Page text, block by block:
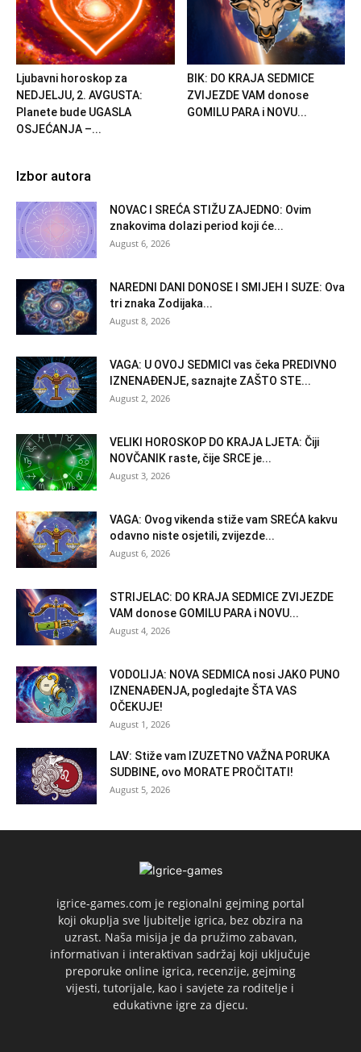
Ljubavni horoskop za
NEDJELJU, 2. AVGUSTA:
Planete bude UGASLA
OSJEĆANJA –...
BIK: DO KRAJA SEDMICE
ZVIJEZDE VAM donose
GOMILU PARA i NOVU...
Izbor autora
NOVAC I SREĆA STIŽU ZAJEDNO: Ovim
znakovima dolazi period koji će...
August 6, 2026
NAREDNI DANI DONOSE I SMIJEH I SUZE: Ova
tri znaka Zodijaka...
August 8, 2026
VAGA: U OVOJ SEDMICI vas čeka PREDIVNO
IZNENAĐENJE, saznajte ZAŠTO STE...
August 2, 2026
VELIKI HOROSKOP DO KRAJA LJETA: Čiji
NOVČANIK raste, čije SRCE je...
August 3, 2026
VAGA: Ovog vikenda stiže vam SREĆA kakvu
odavno niste osjetili, zvijezde...
August 6, 2026
STRIJELAC: DO KRAJA SEDMICE ZVIJEZDE
VAM donose GOMILU PARA i NOVU...
August 4, 2026
VODOLIJA: NOVA SEDMICA nosi JAKO PUNO
IZNENAĐENJA, pogledajte ŠTA VAS
OČEKUJE!
August 1, 2026
LAV: Stiže vam IZUZETNO VAŽNA PORUKA
SUDBINE, ovo MORATE PROČITATI!
August 5, 2026
igrice-games.com je regionalni gejming portal
koji okuplja sve ljubitelje igrica, bez obzira na
uzrast. Naša misija je da pružimo zabavan,
informativan i interaktivan sadržaj koji uključuje
preporuke online igrica, recenzije, gejming
vijesti, tutorijale, kao i savjete za roditelje i
edukativne igre za djecu.